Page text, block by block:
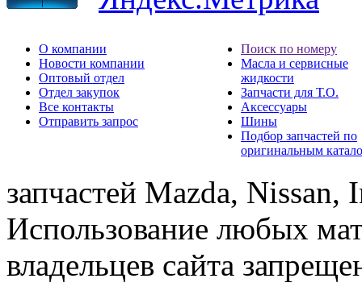
О компании
Новости компании
Оптовый отдел
Отдел закупок
Все контакты
Отправить запрос
Поиск по номеру
Масла и сервисные
жидкости
Запчасти для Т.О.
Аксессуары
Шины
Подбор запчастей по
оригинальным
запчастей Mazda,
Использование любых
владельцев сайта